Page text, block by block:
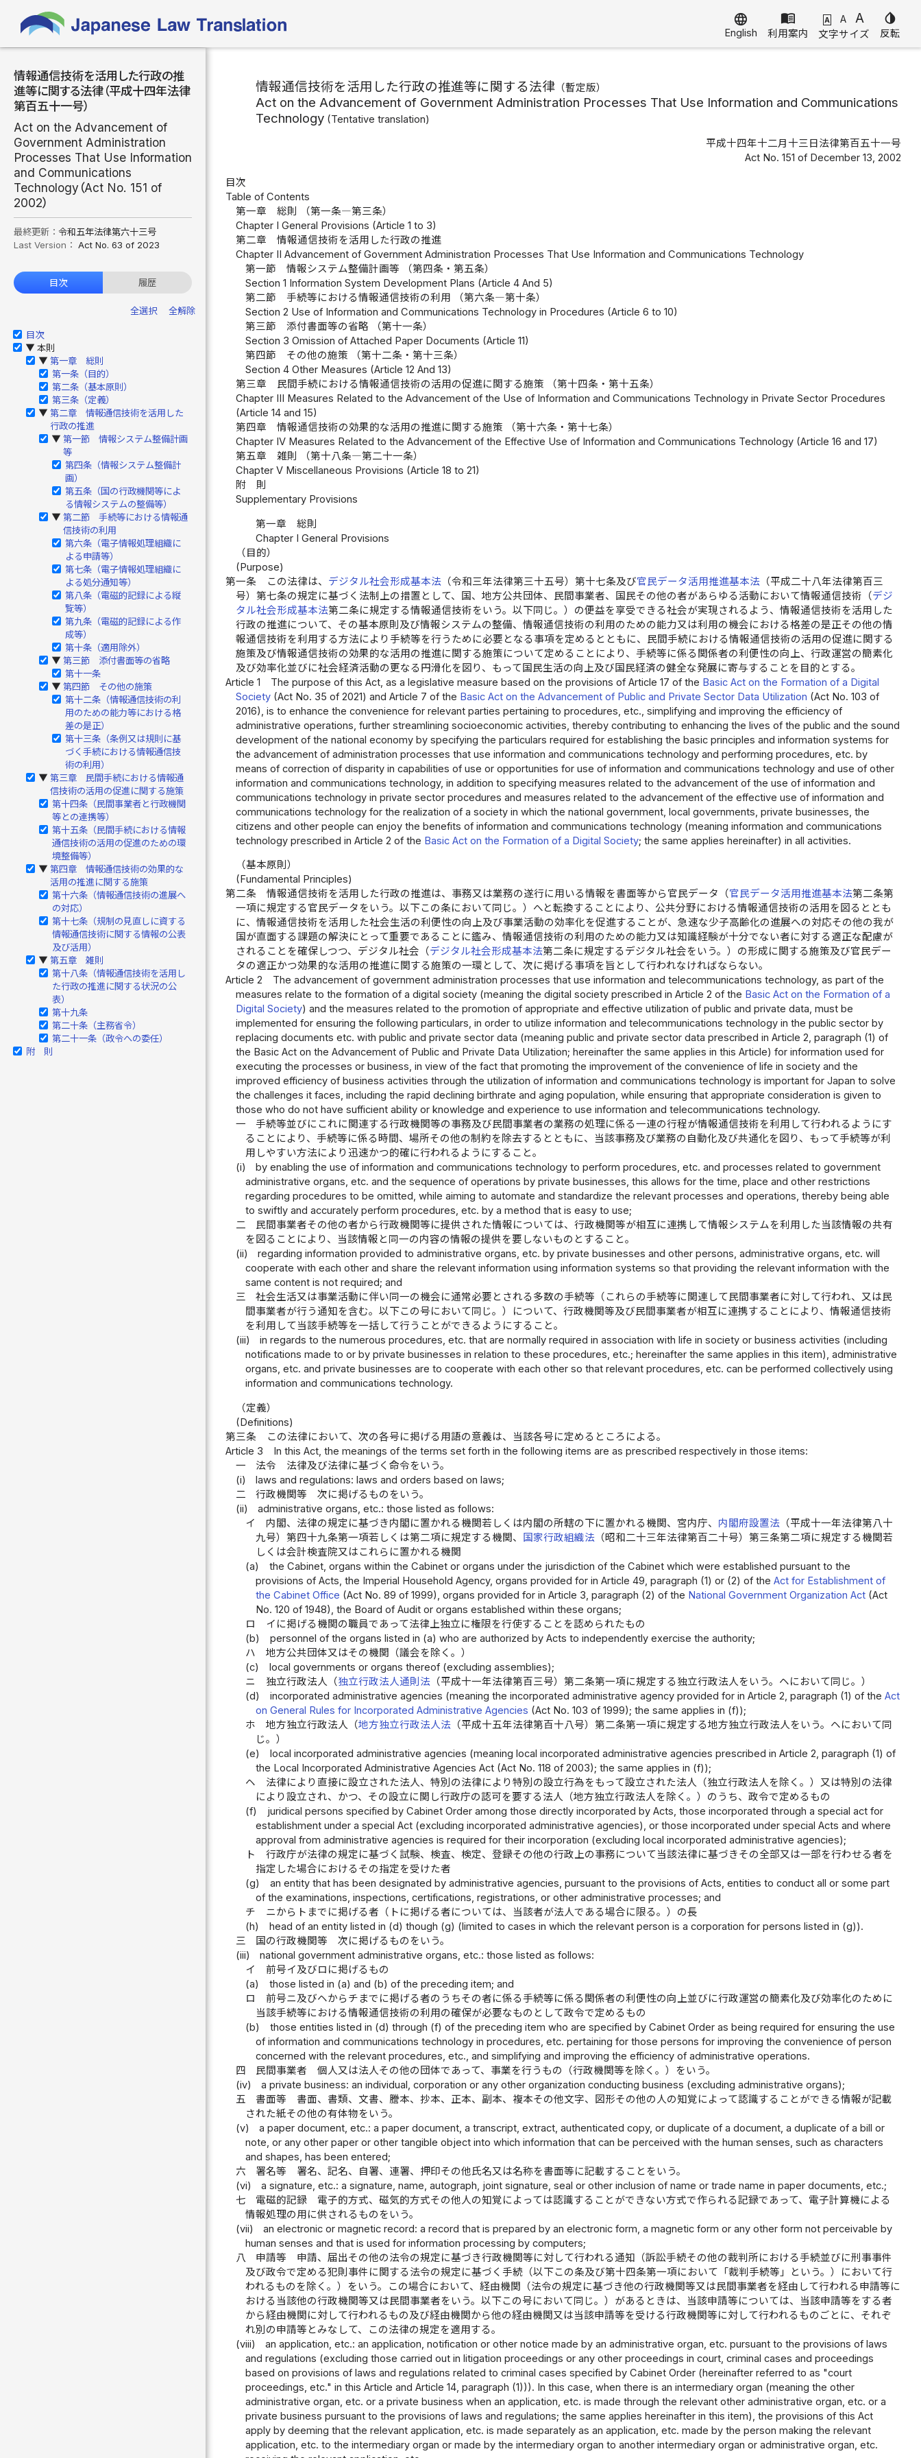
language
English
menu_book
利用案内
A A A
文字サイズ
invert_colors
反転
情報通信技術を活用した行政の推
進等に関する法律（平成十四年法律
第百五十一号）
Act on the Advancement of
Government Administration
Processes That Use Information
and Communications
Technology（Act No. 151 of
2002）
最終更新： 令和五年法律第六十三号
Last Version： Act No. 63 of 2023
目次 履歴
全選択 全解除
目次
▶ 本則
▶ 第一章 総則
第一条（目的）
第二条（基本原則）
第三条（定義）
▶ 第二章 情報通信技術を活用した
行政の推進
▶ 第一節 情報システム整備計画
等
第四条（情報システム整備計
画）
第五条（国の行政機関等によ
る情報システムの整備等）
▶ 第二節 手続等における情報通
信技術の利用
第六条（電子情報処理組織に
よる申請等）
第七条（電子情報処理組織に
よる処分通知等）
第八条（電磁的記録による縦
覧等）
第九条（電磁的記録による作
成等）
第十条（適用除外）
▶ 第三節 添付書面等の省略
第十一条
▶ 第四節 その他の施策
第十二条（情報通信技術の利
用のための能力等における格
差の是正）
第十三条（条例又は規則に基
づく手続における情報通信技
術の利用）
▶ 第三章 民間手続における情報通
信技術の活用の促進に関する施策
第十四条（民間事業者と行政機関
等との連携等）
第十五条（民間手続における情報
通信技術の活用の促進のための環
境整備等）
▶ 第四章 情報通信技術の効果的な
活用の推進に関する施策
第十六条（情報通信技術の進展へ
の対応）
第十七条（規制の見直しに資する
情報通信技術に関する情報の公表
及び活用）
▶ 第五章 雑則
第十八条（情報通信技術を活用し
た行政の推進に関する状況の公
表）
第十九条
第二十条（主務省令）
第二十一条（政令への委任）
附 則
情報通信技術を活用した行政の推進等に関する法律 （暫定版）
Act on the Advancement of Government Administration Processes That Use Information and Communications
Technology (Tentative translation)
平成十四年十二月十三日法律第百五十一号
Act No. 151 of December 13, 2002
目次
Table of Contents
第一章 総則 （第一条―第三条）
Chapter I General Provisions (Article 1 to 3)
第二章 情報通信技術を活用した行政の推進
Chapter II Advancement of Government Administration Processes That Use Information and Communications Technology
第一節 情報システム整備計画等 （第四条・第五条）
Section 1 Information System Development Plans (Article 4 And 5)
第二節 手続等における情報通信技術の利用 （第六条―第十条）
Section 2 Use of Information and Communications Technology in Procedures (Article 6 to 10)
第三節 添付書面等の省略 （第十一条）
Section 3 Omission of Attached Paper Documents (Article 11)
第四節 その他の施策 （第十二条・第十三条）
Section 4 Other Measures (Article 12 And 13)
第三章 民間手続における情報通信技術の活用の促進に関する施策 （第十四条・第十五条）
Chapter III Measures Related to the Advancement of the Use of Information and Communications Technology in Private Sector Procedures
(Article 14 and 15)
第四章 情報通信技術の効果的な活用の推進に関する施策 （第十六条・第十七条）
Chapter IV Measures Related to the Advancement of the Effective Use of Information and Communications Technology (Article 16 and 17)
第五章 雑則 （第十八条―第二十一条）
Chapter V Miscellaneous Provisions (Article 18 to 21)
附 則
Supplementary Provisions
第一章 総則
Chapter I General Provisions
（目的）
(Purpose)
第一条
この法律は、 デジタル社会形成基本法（令和三年法律第三十五号）第十七条及び官民データ活用推進基本法（平成二十八年法律第百三
号）第七条の規定に基づく法制上の措置として、国、地方公共団体、民間事業者、国民その他の者があらゆる活動において情報通信技術（デジ
タル社会形成基本法第二条に規定する情報通信技術をいう。以下同じ。）の便益を享受できる社会が実現されるよう、情報通信技術を活用した
行政の推進について、その基本原則及び情報システムの整備、情報通信技術の利用のための能力又は利用の機会における格差の是正その他の情
報通信技術を利用する方法により手続等を行うために必要となる事項を定めるとともに、民間手続における情報通信技術の活用の促進に関する
施策及び情報通信技術の効果的な活用の推進に関する施策について定めることにより、手続等に係る関係者の利便性の向上、行政運営の簡素化
及び効率化並びに社会経済活動の更なる円滑化を図り、もって国民生活の向上及び国民経済の健全な発展に寄与することを目的とする。
Article 1
The purpose of this Act, as a legislative measure based on the provisions of Article 17 of the Basic Act on the Formation of a Digital
Society(Act No. 35 of 2021) and Article 7 of the Basic Act on the Advancement of Public and Private Sector Data Utilization (Act No. 103 of
2016), is to enhance the convenience for relevant parties pertaining to procedures, etc., simplifying and improving the efficiency of
administrative operations, further streamlining socioeconomic activities, thereby contributing to enhancing the lives of the public and the sound
development of the national economy by specifying the particulars required for establishing the basic principles and information systems for
the advancement of administration processes that use information and communications technology and performing procedures, etc. by
means of correction of disparity in capabilities of use or opportunities for use of information and communications technology and use of other
information and communications technology, in addition to specifying measures related to the advancement of the use of information and
communications technology in private sector procedures and measures related to the advancement of the effective use of information and
communications technology for the realization of a society in which the national government, local governments, private businesses, the
citizens and other people can enjoy the benefits of information and communications technology (meaning information and communications
technology prescribed in Article 2 of the Basic Act on the Formation of a Digital Society; the same applies hereinafter) in all activities.
（基本原則）
(Fundamental Principles)
第二条
情報通信技術を活用した行政の推進は、事務又は業務の遂行に用いる情報を書面等から官民データ（官民データ活用推進基本法第二条第
一項に規定する官民データをいう。以下この条において同じ。）へと転換することにより、公共分野における情報通信技術の活用を図るととも
に、情報通信技術を活用した社会生活の利便性の向上及び事業活動の効率化を促進することが、急速な少子高齢化の進展への対応その他の我が
国が直面する課題の解決にとって重要であることに鑑み、情報通信技術の利用のための能力又は知識経験が十分でない者に対する適正な配慮が
されることを確保しつつ、デジタル社会（デジタル社会形成基本法第二条に規定するデジタル社会をいう。）の形成に関する施策及び官民デー
タの適正かつ効果的な活用の推進に関する施策の一環として、次に掲げる事項を旨として行われなければならない。
Article 2
The advancement of government administration processes that use information and telecommunications technology, as part of the
measures relate to the formation of a digital society (meaning the digital society prescribed in Article 2 of the Basic Act on the Formation of a
Digital Society) and the measures related to the promotion of appropriate and effective utilization of public and private data, must be
implemented for ensuring the following particulars, in order to utilize information and telecommunications technology in the public sector by
replacing documents etc. with public and private sector data (meaning public and private sector data prescribed in Article 2, paragraph (1) of
the Basic Act on the Advancement of Public and Private Data Utilization; hereinafter the same applies in this Article) for information used for
executing the processes or business, in view of the fact that promoting the improvement of the convenience of life in society and the
improved efficiency of business activities through the utilization of information and communications technology is important for Japan to solve
the challenges it faces, including the rapid declining birthrate and aging population, while ensuring that appropriate consideration is given to
those who do not have sufficient ability or knowledge and experience to use information and telecommunications technology.
一
手続等並びにこれに関連する行政機関等の事務及び民間事業者の業務の処理に係る一連の行程が情報通信技術を利用して行われるようにす
ることにより、手続等に係る時間、場所その他の制約を除去するとともに、当該事務及び業務の自動化及び共通化を図り、もって手続等が利
用しやすい方法により迅速かつ的確に行われるようにすること。
(i)
by enabling the use of information and communications technology to perform procedures, etc. and processes related to government
administrative organs, etc. and the sequence of operations by private businesses, this allows for the time, place and other restrictions
regarding procedures to be omitted, while aiming to automate and standardize the relevant processes and operations, thereby being able
to swiftly and accurately perform procedures, etc. by a method that is easy to use;
二
民間事業者その他の者から行政機関等に提供された情報については、行政機関等が相互に連携して情報システムを利用した当該情報の共有
を図ることにより、当該情報と同一の内容の情報の提供を要しないものとすること。
(ii)
regarding information provided to administrative organs, etc. by private businesses and other persons, administrative organs, etc. will
cooperate with each other and share the relevant information using information systems so that providing the relevant information with the
same content is not required; and
三
社会生活又は事業活動に伴い同一の機会に通常必要とされる多数の手続等（これらの手続等に関連して民間事業者に対して行われ、又は民
間事業者が行う通知を含む。以下この号において同じ。）について、行政機関等及び民間事業者が相互に連携することにより、情報通信技術
を利用して当該手続等を一括して行うことができるようにすること。
(iii)
in regards to the numerous procedures, etc. that are normally required in association with life in society or business activities (including
notifications made to or by private businesses in relation to these procedures, etc.; hereinafter the same applies in this item), administrative
organs, etc. and private businesses are to cooperate with each other so that relevant procedures, etc. can be performed collectively using
information and communications technology.
（定義）
(Definitions)
第三条
この法律において、次の各号に掲げる用語の意義は、当該各号に定めるところによる。
Article 3
In this Act, the meanings of the terms set forth in the following items are as prescribed respectively in those items:
一
法令 法律及び法律に基づく命令をいう。
(i)
laws and regulations: laws and orders based on laws;
二
行政機関等 次に掲げるものをいう。
(ii)
administrative organs, etc.: those listed as follows:
イ
内閣、法律の規定に基づき内閣に置かれる機関若しくは内閣の所轄の下に置かれる機関、宮内庁、 内閣府設置法 （平成十一年法律第八十
九号）第四十九条第一項若しくは第二項に規定する機関、
国家行政組織法 （昭和二十三年法律第百二十号）第三条第二項に規定する機関若
しくは会計検査院又はこれらに置かれる機関
(a)
the Cabinet, organs within the Cabinet or organs under the jurisdiction of the Cabinet which were established pursuant to the
provisions of Acts, the Imperial Household Agency, organs provided for in Article 49, paragraph (1) or (2) of theAct for Establishment of
the Cabinet Office (Act No. 89 of 1999), organs provided for in Article 3, paragraph (2) of the National Government Organization Act (Act
No. 120 of 1948), the Board of Audit or organs established within these organs;
ロ
イに掲げる機関の職員であって法律上独立に権限を行使することを認められたもの
(b)
personnel of the organs listed in (a) who are authorized by Acts to independently exercise the authority;
ハ
地方公共団体又はその機関（議会を除く。）
(c)
local governments or organs thereof (excluding assemblies);
ニ
独立行政法人（独立行政法人通則法 （平成十一年法律第百三号）第二条第一項に規定する独立行政法人をいう。ヘにおいて同じ。）
(d)
incorporated administrative agencies (meaning the incorporated administrative agency provided for in Article 2, paragraph (1) of theAct
on General Rules for Incorporated Administrative Agencies (Act No. 103 of 1999); the same applies in (f));
ホ
地方独立行政法人（地方独立行政法人法 （平成十五年法律第百十八号）第二条第一項に規定する地方独立行政法人をいう。ヘにおいて同
じ。）
(e)
local incorporated administrative agencies (meaning local incorporated administrative agencies prescribed in Article 2, paragraph (1) of
the Local Incorporated Administrative Agencies Act (Act No. 118 of 2003); the same applies in (f));
ヘ
法律により直接に設立された法人、特別の法律により特別の設立行為をもって設立された法人（独立行政法人を除く。）又は特別の法律
により設立され、かつ、その設立に関し行政庁の認可を要する法人（地方独立行政法人を除く。）のうち、政令で定めるもの
(f)
juridical persons specified by Cabinet Order among those directly incorporated by Acts, those incorporated through a special act for
establishment under a special Act (excluding incorporated administrative agencies), or those incorporated under special Acts and where
approval from administrative agencies is required for their incorporation (excluding local incorporated administrative agencies);
ト
行政庁が法律の規定に基づく試験、検査、検定、登録その他の行政上の事務について当該法律に基づきその全部又は一部を行わせる者を
指定した場合におけるその指定を受けた者
(g)
an entity that has been designated by administrative agencies, pursuant to the provisions of Acts, entities to conduct all or some part
of the examinations, inspections, certifications, registrations, or other administrative processes; and
チ
ニからトまでに掲げる者（トに掲げる者については、当該者が法人である場合に限る。）の長
(h)
head of an entity listed in (d) though (g) (limited to cases in which the relevant person is a corporation for persons listed in (g)).
三
国の行政機関等 次に掲げるものをいう。
(iii)
national government administrative organs, etc.: those listed as follows:
イ
前号イ及びロに掲げるもの
(a)
those listed in (a) and (b) of the preceding item; and
ロ
前号ニ及びヘからチまでに掲げる者のうちその者に係る手続等に係る関係者の利便性の向上並びに行政運営の簡素化及び効率化のために
当該手続等における情報通信技術の利用の確保が必要なものとして政令で定めるもの
(b)
those entities listed in (d) through (f) of the preceding item who are specified by Cabinet Order as being required for ensuring the use
of information and communications technology in procedures, etc. pertaining for those persons for improving the convenience of person
concerned with the relevant procedures, etc., and simplifying and improving the efficiency of administrative operations.
四
民間事業者 個人又は法人その他の団体であって、事業を行うもの（行政機関等を除く。）をいう。
(iv)
a private business: an individual, corporation or any other organization conducting business (excluding administrative organs);
五
書面等 書面、書類、文書、謄本、抄本、正本、副本、複本その他文字、図形その他の人の知覚によって認識することができる情報が記載
された紙その他の有体物をいう。
(v)
a paper document, etc.: a paper document, a transcript, extract, authenticated copy, or duplicate of a document, a duplicate of a bill or
note, or any other paper or other tangible object into which information that can be perceived with the human senses, such as characters
and shapes, has been entered;
六
署名等 署名、記名、自署、連署、押印その他氏名又は名称を書面等に記載することをいう。
(vi)
a signature, etc.: a signature, name, autograph, joint signature, seal or other inclusion of name or trade name in paper documents, etc.;
七
電磁的記録 電子的方式、磁気的方式その他人の知覚によっては認識することができない方式で作られる記録であって、電子計算機による
情報処理の用に供されるものをいう。
(vii)
an electronic or magnetic record: a record that is prepared by an electronic form, a magnetic form or any other form not perceivable by
human senses and that is used for information processing by computers;
八
申請等 申請、届出その他の法令の規定に基づき行政機関等に対して行われる通知（訴訟手続その他の裁判所における手続並びに刑事事件
及び政令で定める犯則事件に関する法令の規定に基づく手続（以下この条及び第十四条第一項において「裁判手続等」という。）において行
われるものを除く。）をいう。この場合において、経由機関（法令の規定に基づき他の行政機関等又は民間事業者を経由して行われる申請等に
おける当該他の行政機関等又は民間事業者をいう。以下この号において同じ。）があるときは、当該申請等については、当該申請等をする者
から経由機関に対して行われるもの及び経由機関から他の経由機関又は当該申請等を受ける行政機関等に対して行われるものごとに、それぞ
れ別の申請等とみなして、この法律の規定を適用する。
(viii)
an application, etc.: an application, notification or other notice made by an administrative organ, etc. pursuant to the provisions of laws
and regulations (excluding those carried out in litigation proceedings or any other proceedings in court, criminal cases and proceedings
based on provisions of laws and regulations related to criminal cases specified by Cabinet Order (hereinafter referred to as "court
proceedings, etc." in this Article and Article 14, paragraph (1))). In this case, when there is an intermediary organ (meaning the other
administrative organ, etc. or a private business when an application, etc. is made through the relevant other administrative organ, etc. or a
private business pursuant to the provisions of laws and regulations; the same applies hereinafter in this item), the provisions of this Act
apply by deeming that the relevant application, etc. is made separately as an application, etc. made by the person making the relevant
application, etc. to the intermediary organ or made by the intermediary organ to another intermediary organ or administrative organ, etc.